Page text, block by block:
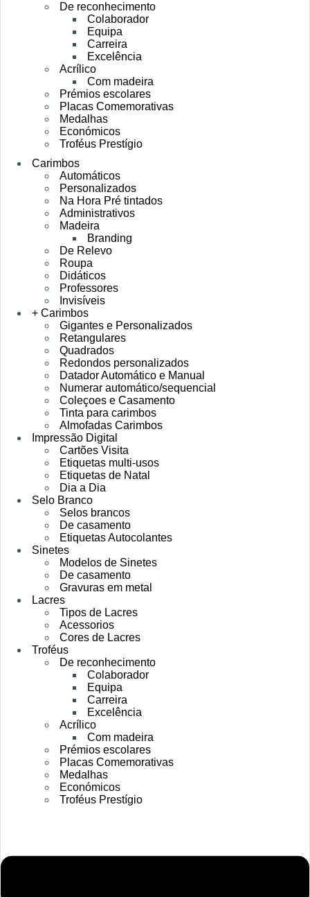
De reconhecimento
Colaborador
Equipa
Carreira
Excelência
Acrílico
Com madeira
Prémios escolares
Placas Comemorativas
Medalhas
Económicos
Troféus Prestígio
Carimbos
Automáticos
Personalizados
Na Hora Pré tintados
Administrativos
Madeira
Branding
De Relevo
Roupa
Didáticos
Professores
Invisíveis
+ Carimbos
Gigantes e Personalizados
Retangulares
Quadrados
Redondos personalizados
Datador Automático e Manual
Numerar automático/sequencial
Coleçoes e Casamento
Tinta para carimbos
Almofadas Carimbos
Impressão Digital
Cartões Visita
Etiquetas multi-usos
Etiquetas de Natal
Dia a Dia
Selo Branco
Selos brancos
De casamento
Etiquetas Autocolantes
Sinetes
Modelos de Sinetes
De casamento
Gravuras em metal
Lacres
Tipos de Lacres
Acessorios
Cores de Lacres
Troféus
De reconhecimento
Colaborador
Equipa
Carreira
Excelência
Acrílico
Com madeira
Prémios escolares
Placas Comemorativas
Medalhas
Económicos
Troféus Prestígio